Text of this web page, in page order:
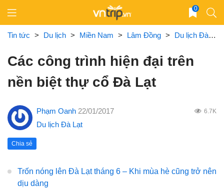
content
0
Tin tức > Du lịch > Miền Nam > Lâm Đồng > Du lịch Đà Lạt
Các công trình hiện đại trên
nền biệt thự cổ Đà Lạt
Phạm Oanh 22/01/2017 6.7K
Du lịch Đà Lạt
Chia sẻ
Trốn nóng lên Đà Lạt tháng 6 – Khi mùa hè cũng trở nên
dịu dàng